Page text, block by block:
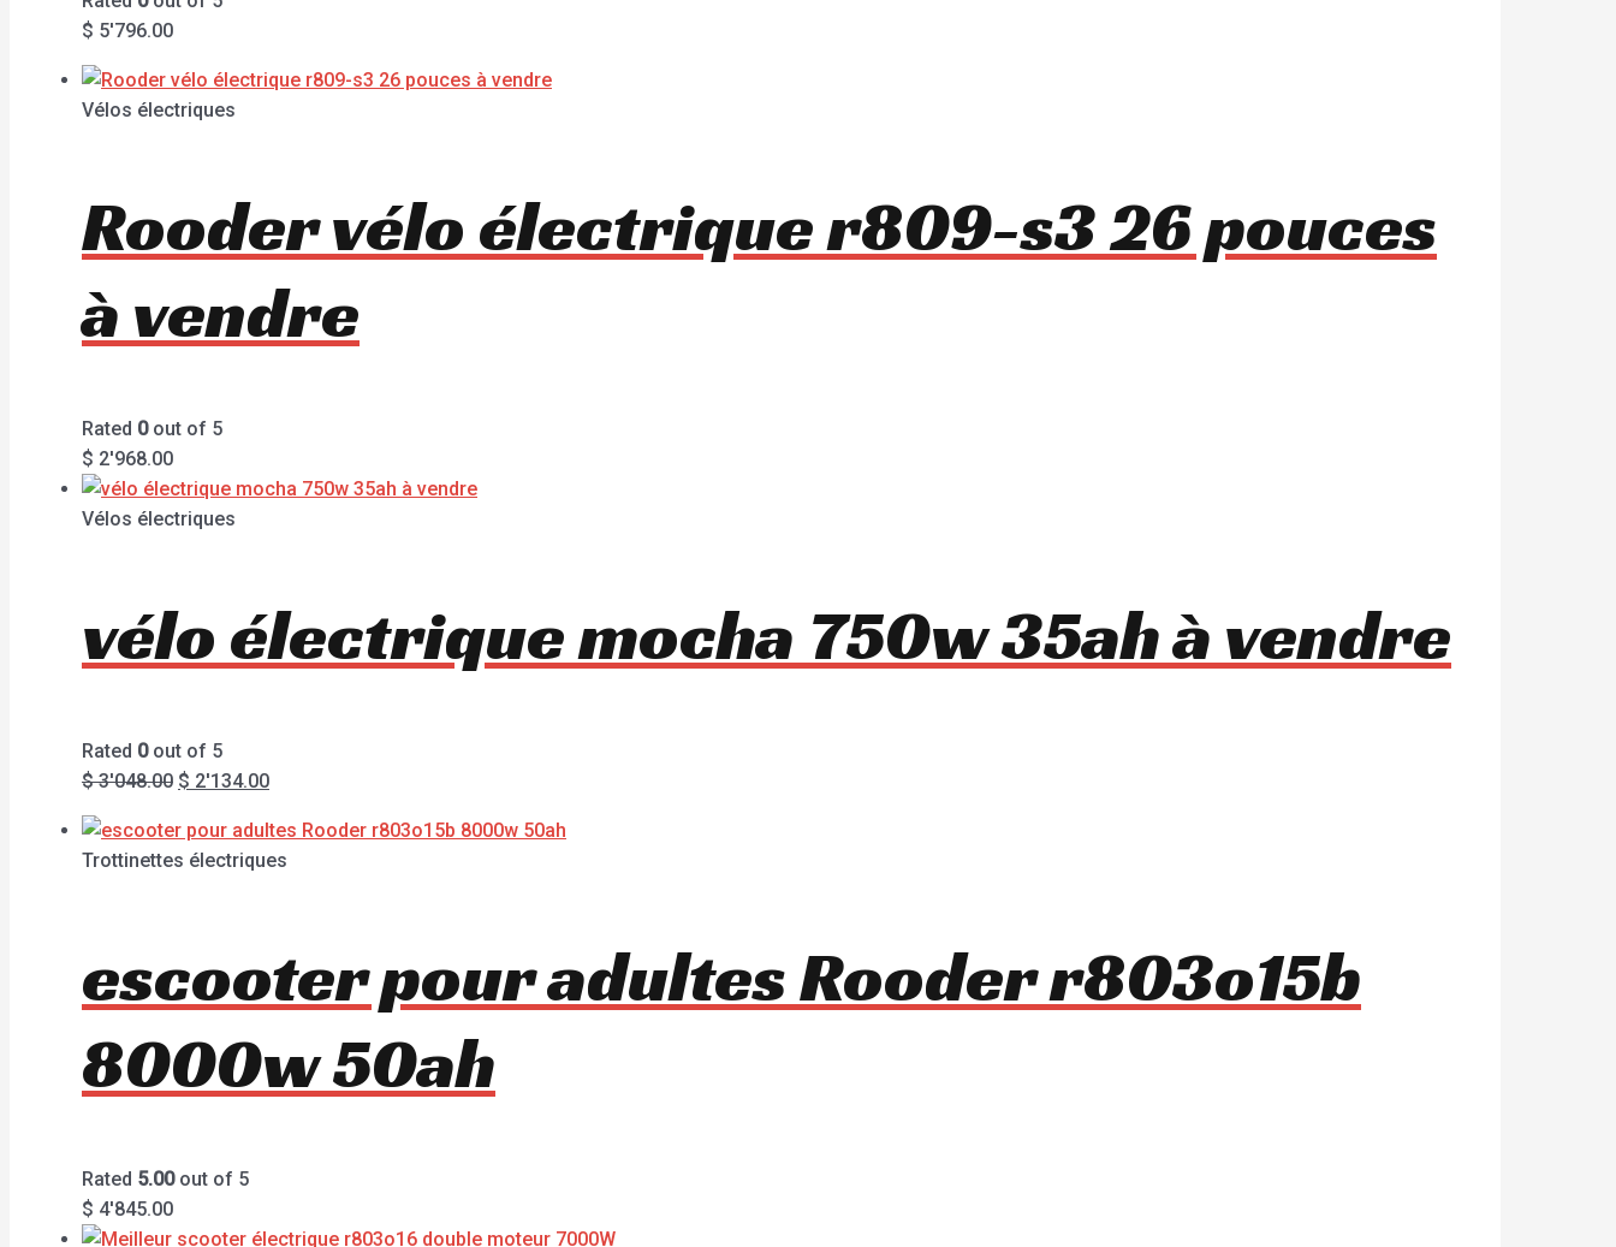
$ 5'796.00
Vélos électriques
Rooder vélo électrique r809-s3 26 pouces
à vendre
Rated 0out of 5
$ 2'968.00
Vélos électriques
vélo électrique mocha 750w 35ah à vendre
Rated 0out of 5
$3'048.00 $ 2'134.00
Trottinettes électriques
escooter pour adultes Rooder r803o15b
8000w 50ah
Rated 5.00out of 5
$ 4'845.00